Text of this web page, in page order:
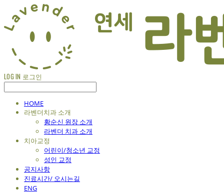
LOG IN 로그인
HOME
라벤더치과 소개
황순신 원장 소개
라벤더 치과 소개
치아교정
어린이/청소년 교정
성인 교정
공지사항
진료시간/ 오시는길
ENG